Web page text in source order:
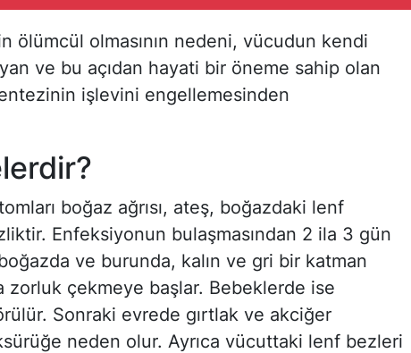
ölümcül olmasının nedeni, vücudun kendi
ve bu açıdan hayati bir öneme sahip olan
işlevini engellemesinden
boğaz ağrısı, ateş, boğazdaki lenf
Enfeksiyonun bulaşmasından 2 ila 3 gün
ve burunda, kalın ve gri bir katman
zorluk çekmeye başlar. Bebeklerde ise
Sonraki evrede gırtlak ve akciğer
neden olur. Ayrıca vücuttaki lenf bezleri